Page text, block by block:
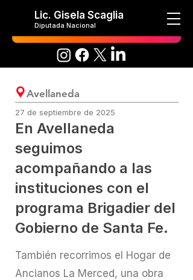
Lic. Gisela Scaglia
Diputada Nacional
Avellaneda
27 de septiembre de 2025
En Avellaneda
seguimos
acompañando a las
instituciones con el
programa Brigadier del
Gobierno de Santa Fe.
También recorrimos el Hogar de
Ancianos La Merced, una obra